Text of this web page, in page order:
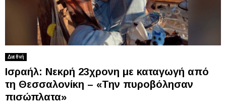
Διεθνή
Ισραήλ: Νεκρή 23χρονη με καταγωγή από
τη Θεσσαλονίκη – «Την πυροβόλησαν
πισώπλατα»